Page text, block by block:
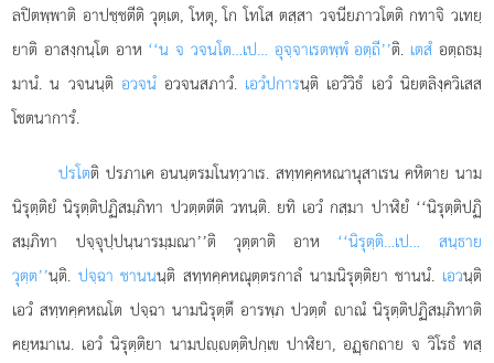
ลปิตพฺพาติ อาปชฺชตีติ วุตฺเต, โหตุ, โก โทโส ตสฺสา วจนียภาวโตติ กทาจิ วเทยฺ
ยาติ อาสงฺกนฺโต อาห ‘‘น จ วจนโต…เป… อุจฺจาเรตพฺพํ อตฺถี’’ติ. เตสํ อตฺถธมฺ
มานํ. น วจนนฺติ อวจนํอวจนสภาวํ. เอวํปการนฺติ เอวํวิธํ เอวํ นิยตลิงฺควิเสส
โชตนาการํ.
ปรโตติ ปรภาเค อนนฺตรมโนทฺวาเร. สทฺทคฺคหณานุสาเรน คหิตาย นาม
นิรุตฺติยํ นิรุตฺติปฏิสมฺภิทา ปวตฺตตีติ วทนฺติ. ยทิ เอวํ กสฺมา ปาฬิยํ ‘‘นิรุตฺติปฏิ
สมฺภิทา ปจฺจุปฺปนฺนารมฺมณา’’ติ วุตฺตาติ อาห ‘‘นิรุตฺติ…เป… สนฺธาย
วุตฺต’’นฺติ. ปจฺฉา ชานนนฺติ สทฺทคฺคหณุตฺตรกาลํ นามนิรุตฺติยา ชานนํ. เอวนฺติ
เอวํ สทฺทคฺคหณโต ปจฺฉา นามนิรุตฺตึ อารพฺภ ปวตฺตํ าณํ นิรุตฺติปฏิสมฺภิทาติ
คยฺหมาเน. เอวํ นิรุตฺติยา นามปฺตฺติปกฺเข ปาฬิยา, อฏฺกถาย จ วิโรธํ ทสฺ